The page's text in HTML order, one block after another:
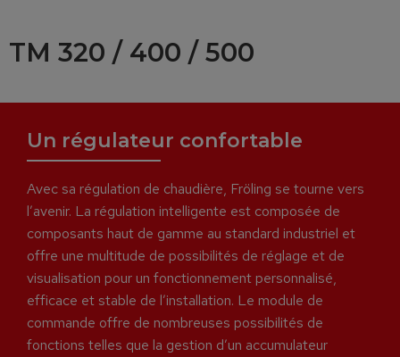
TM 320 / 400 / 500
Un régulateur confortable
Avec sa régulation de chaudière, Fröling se tourne vers
l’avenir. La régulation intelligente est composée de
composants haut de gamme au standard industriel et
offre une multitude de possibilités de réglage et de
visualisation pour un fonctionnement personnalisé,
efficace et stable de l’installation. Le module de
commande offre de nombreuses possibilités de
fonctions telles que la gestion d’un accumulateur